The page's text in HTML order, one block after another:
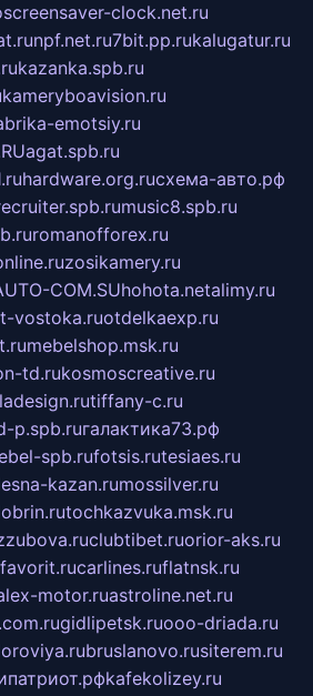
screensaver-clock.net.ru
npf.net.ru7bit.pp.rukalugatur.ru
kazanka.spb.ru
kameryboavision.ru
emotsiy.ru
agat.spb.ru
hardware.org.ruсхема-авто.рф
music8.spb.ru
romanofforex.ru
zosikamery.ru
COM.SUhohota.netalimy.ru
vostoka.ruotdelkaexp.ru
mebelshop.msk.ru
td.rukosmoscreative.ru
tiffany-c.ru
p.spb.ruгалактика73.рф
spb.rufotsis.rutesiaes.ru
kazan.rumossilver.ru
tochkazvuka.msk.ru
clubtibet.ruorior-aks.ru
carlines.ruflatnsk.ru
motor.ruastroline.net.ru
gidlipetsk.ruooo-driada.ru
bruslanovo.rusiterem.ru
kafekolizey.ru